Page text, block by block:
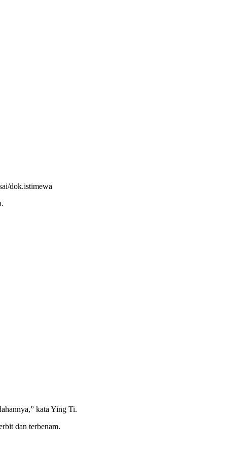
dok.istimewa
kata Ying Ti.
dan terbenam.